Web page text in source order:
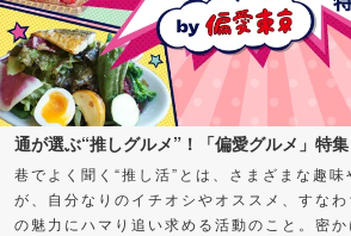
通が選ぶ“推しグルメ”！「偏愛グルメ」特
巷でよく聞く“推し活”とは、さまざまな趣
が、自分なりのイチオシやオススメ、すなわ
の魅力にハマり追い求める活動のこと。密